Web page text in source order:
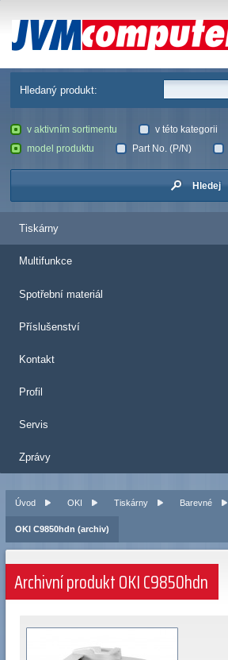
JVM Computers
Hledaný produkt:
v aktivním sortimentu
v této kategorii
model produktu
Part No. (P/N)
Hledej
Tiskárny
Multifunkce
Spotřební materiál
Příslušenství
Kontakt
Profil
Servis
Zprávy
Úvod OKI Tiskárny Barevné
OKI C9850hdn (archiv)
Archivní produkt OKI C9850hdn